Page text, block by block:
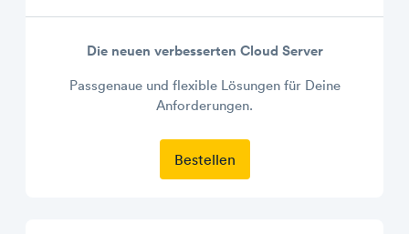
Die neuen verbesserten Cloud Server
Passgenaue und flexible Lösungen für Deine
Anforderungen.
Bestellen